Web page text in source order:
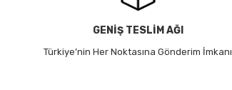
GENİŞ TESLİM AĞI
Türkiye’nin Her Noktasına Gönderim İmkanı